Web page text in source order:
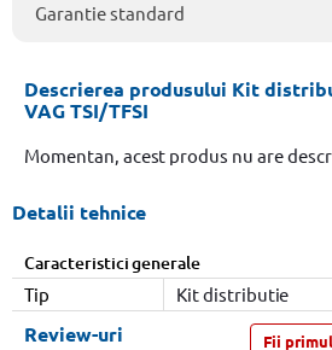
Garantie standard
Descrierea produsului Kit
VAG TSI/TFSI
Momentan, acest produs nu are
Detalii tehnice
Caracteristici generale
Tip
Kit distributie
Fii
Review-uri